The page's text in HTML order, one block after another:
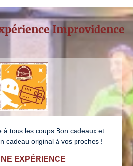
Improvidence
à tous les coups Bon cadeaux et
cadeau original à vos proches !
EXPÉRIENCE